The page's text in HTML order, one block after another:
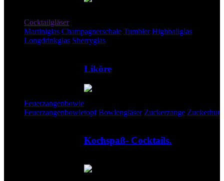
Cocktailgläser
Martiniglas Champagnerschale Tumbler Highballglas
Longdrinkglas Sherryglas
Liköre
Feuerzangenbowle
Feuerzangenbowletopf Bowlengläser Zuckerzange Zuckerhut
Kochspaß- Cocktails.